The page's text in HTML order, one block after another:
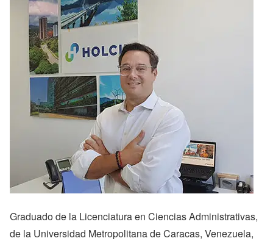
Graduado de la Licenciatura en Ciencias Administrativas,
de la Universidad Metropolitana de Caracas, Venezuela,